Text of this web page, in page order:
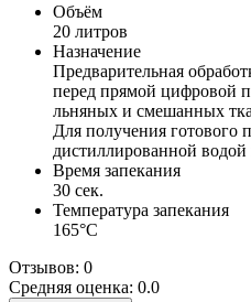
Объём
20 литров
Назначение
Предварительная
перед прямой цифровой
льняных и смешанных
Для получения готового
дистиллированной
Время запекания
30 сек.
Температура запекания
165°С
Отзывов: 0
Средняя оценка: 0.0